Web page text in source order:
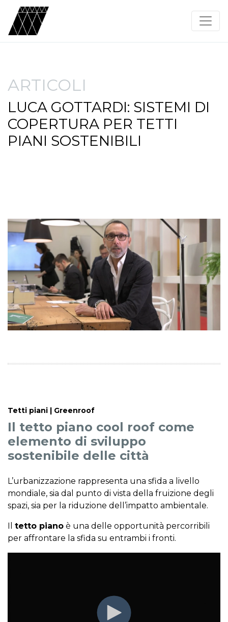
ARTICOLI
LUCA GOTTARDI: SISTEMI DI
COPERTURA PER TETTI
PIANI SOSTENIBILI
Tetti piani | Greenroof
Il tetto piano cool roof come
elemento di sviluppo
sostenibile delle città
L’urbanizzazione rappresenta una sfida a livello
mondiale, sia dal punto di vista della fruizione degli
spazi, sia per la riduzione dell’impatto ambientale.
Il tetto piano è una delle opportunità percorribili
per affrontare la sfida su entrambi i fronti.